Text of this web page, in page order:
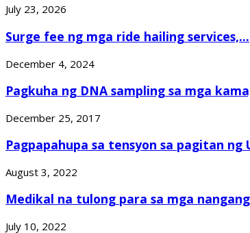
July 23, 2026
Surge fee ng mga ride hailing services,...
December 4, 2024
Pagkuha ng DNA sampling sa mga
December 25, 2017
Pagpapahupa sa tensyon sa pagitan ng
August 3, 2022
Medikal na tulong para sa mga
July 10, 2022